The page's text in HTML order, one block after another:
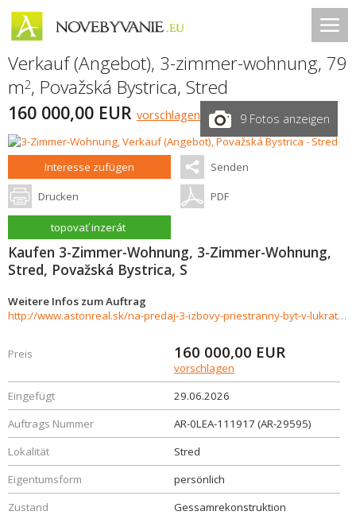
Verkauf (Angebot), 3-zimmer-wohnung, 79
m2, Považská Bystrica, Stred
160 000,00 EUR vorschlagen 9 Fotos anzeigen
Interesse zufügen Senden
Drucken PDF
topovať inzerát
Kaufen 3-Zimmer-Wohnung, 3-Zimmer-Wohnung,
Stred, Považská Bystrica, S
Weitere Infos zum Auftrag
http://www.astonreal.sk/na-predaj-3-izbovy-priestranny-byt-v-lukrativnej-lokalite-stred-79m2-1013070
Preis 160 000,00 EUR
vorschlagen
Eingefügt
29.06.2026
Auftrags Nummer
AR-0LEA-111917 (AR-29595)
Lokalität
Stred
Eigentumsform
persönlich
Zustand
Gessamrekonstruktion